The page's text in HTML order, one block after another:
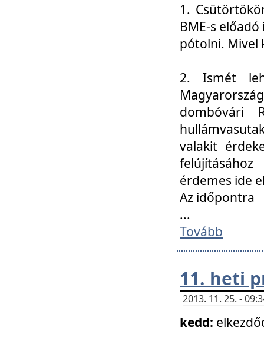
1.
BME-s
pótolni. Mivel
2. Ismét
dombóvári
valakit
érdemes ide
Az időpontra
...
Tovább
11. heti
2013. 11. 25. -
kedd: